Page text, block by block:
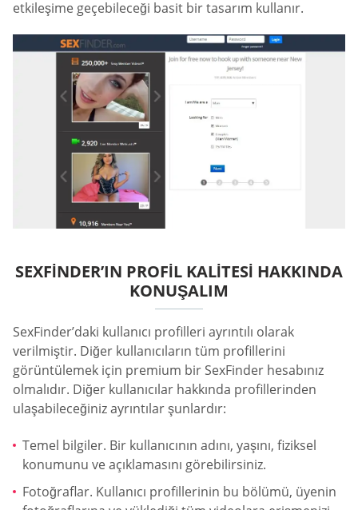
etkileşime geçebileceği basit bir tasarım kullanır.
SEXFINDER’IN PROFIL KALITESI HAKKINDA
KONUŞALIM
SexFinder’daki kullanıcı profilleri ayrıntılı olarak
verilmiştir. Diğer kullanıcıların tüm profillerini
görüntülemek için premium bir SexFinder hesabınız
olmalıdır. Diğer kullanıcılar hakkında profillerinden
ulaşabileceğiniz ayrıntılar şunlardır:
Temel bilgiler. Bir kullanıcının adını, yaşını, fiziksel
konumunu ve açıklamasını görebilirsiniz.
Fotoğraflar. Kullanıcı profillerinin bu bölümü, üyenin